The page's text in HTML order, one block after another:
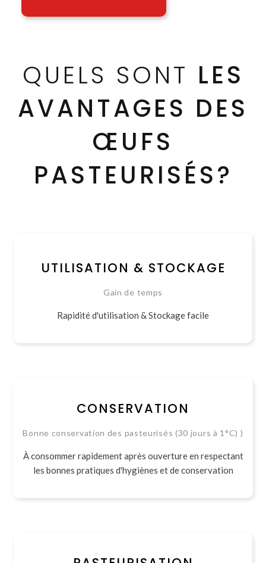
QUELS SONT LES
AVANTAGES DES
ŒUFS
PASTEURISÉS?
UTILISATION & STOCKAGE
Gain de temps
Rapidité d'utilisation & Stockage facile
CONSERVATION
Bonne conservation des pasteurisés (30 jours à 1°C) )
À consommer rapidement après ouverture en respectant
les bonnes pratiques d'hygiènes et de conservation